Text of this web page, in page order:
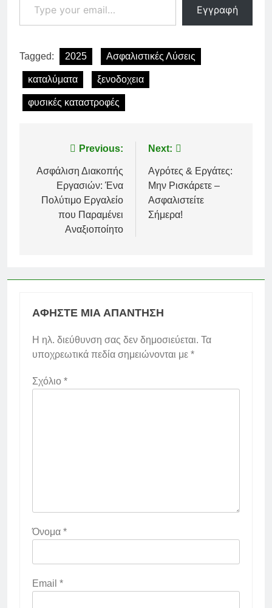
Εγγραφή
Tagged: 2025 Ασφαλιστικές Λύσεις
καταλύματα ξενοδοχεια
φυσικές καταστροφές
Πλοήγηση
άρθρων
Previous:
Ασφάλιση Διακοπής
Εργασιών: Ένα
Πολύτιμο Εργαλείο
που Παραμένει
Αναξιοποίητο
Next:
Αγρότες & Εργάτες:
Μην Ρισκάρετε –
Ασφαλιστείτε
Σήμερα!
ΑΦΉΣΤΕ ΜΙΑ ΑΠΆΝΤΗΣΗ
Η ηλ. διεύθυνση σας δεν δημοσιεύεται. Τα
υποχρεωτικά πεδία σημειώνονται με *
Σχόλιο *
Όνομα *
Email *